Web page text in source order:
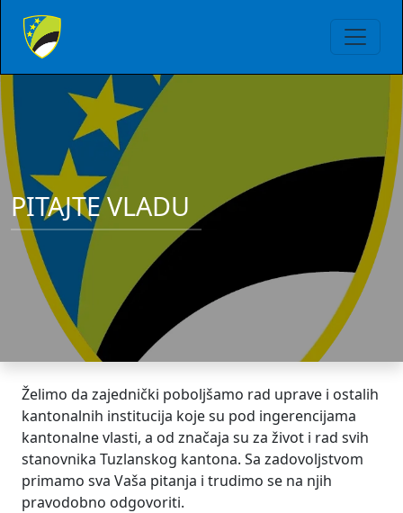
PITAJTE VLADU
Želimo da zajednički poboljšamo rad uprave i ostalih
kantonalnih institucija koje su pod ingerencijama
kantonalne vlasti, a od značaja su za život i rad svih
stanovnika Tuzlanskog kantona. Sa zadovoljstvom
primamo sva Vaša pitanja i trudimo se na njih
pravodobno odgovoriti.